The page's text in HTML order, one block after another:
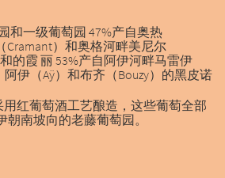
和一级葡萄园 47%产自奥热
Cramant）和奥格河畔美尼尔
和的霞 丽 53%产自阿伊河畔马雷伊
阿伊（Aÿ）和布齐（Bouzy）的黑皮诺
用红葡萄酒工艺酿造，这些葡萄全部
南坡向的老藤葡萄园。